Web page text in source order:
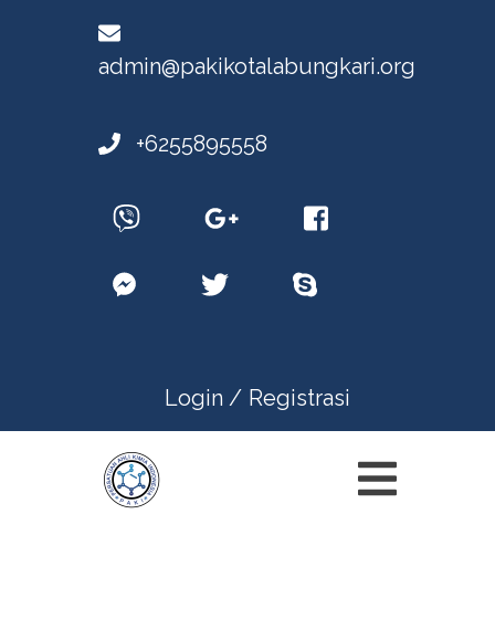
admin@pakikotalabungkari.org
+6255895558
Login / Registrasi